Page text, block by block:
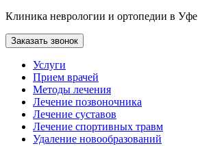
Клиника неврологии и ортопедии в Уфе
Заказать звонок
Услуги
Прием врачей
Методы лечения
Лечение позвоночника
Лечение суставов
Лечение спортивных травм
Удаление новообразований